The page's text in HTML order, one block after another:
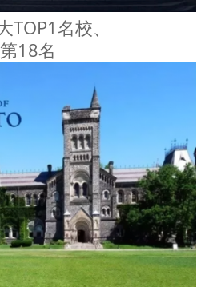
名校、
18名